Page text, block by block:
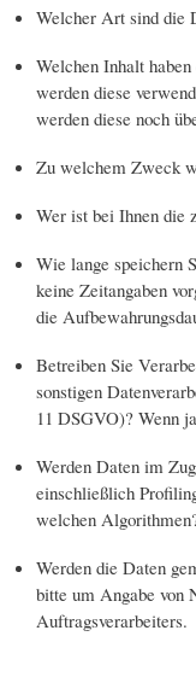
Welcher Art sind die
Welchen Inhalt
werden diese
werden diese noch
Zu welchem Zweck
Wer ist bei Ihnen die
Wie lange speichern
keine Zeitangaben
die
Betreiben Sie
sonstigen
11 DSGVO)? Wenn
Werden Daten im
einschließlich
welchen
Werden die Daten
bitte um Angabe von
Auftragsverarbeiters.